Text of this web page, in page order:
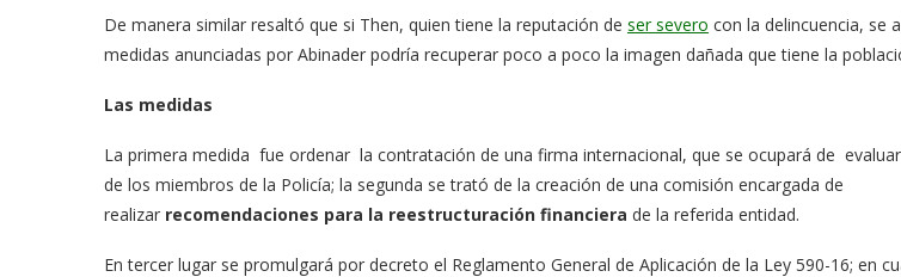
De manera similar resaltó que si Then, quien tiene la reputación de ser severo con la delincuencia, se
medidas anunciadas por Abinader podría recuperar poco a poco la imagen dañada que tiene la
Las medidas
La primera medida fue ordenar la contratación de una firma internacional, que se ocupará de
de los miembros de la Policía; la segunda se trató de la creación de una comisión encargada de
realizar recomendaciones para la reestructuración financiera de la referida entidad.
En tercer lugar se promulgará por decreto el Reglamento General de Aplicación de la Ley 590-16; en